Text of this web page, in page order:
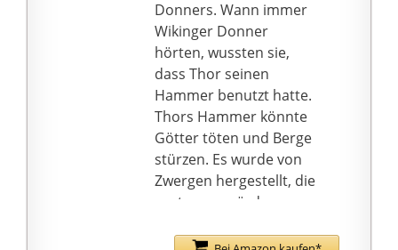
Faser ist stark.
Mithilfe der 3D-
Farbsublimation, einer
Technologie, mit der
wir diese
Persönlichkeitskleidung
herstellen können.
Durch Vorder- und
Rückendruck wird das
Muster lebendiger.
& Non-Through-
Donners. Wann immer
Wikinger Donner
hörten, wussten sie,
dass Thor seinen
Hammer benutzt hatte.
Thors Hammer könnte
Götter töten und Berge
stürzen. Es wurde von
Zwergen hergestellt, die
sagten, es würde
immer zu Thor